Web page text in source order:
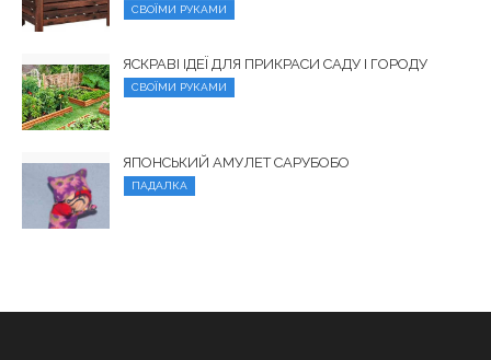
СВОЇМИ РУКАМИ
ЯСКРАВІ ІДЕЇ ДЛЯ ПРИКРАСИ САДУ І ГОРОДУ
СВОЇМИ РУКАМИ
ЯПОНСЬКИЙ АМУЛЕТ САРУБОБО
ПАДАЛКА